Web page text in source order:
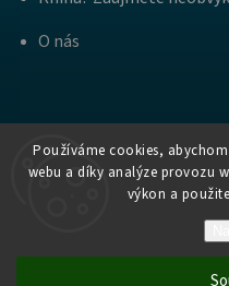
Používáme cookies,
webu a díky analýze provozu
výkon a
O nás
Nakladatelství
Práh